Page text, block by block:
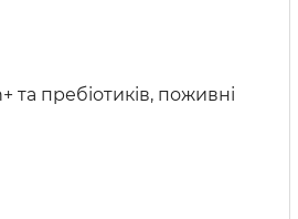
пребіотиків, поживні